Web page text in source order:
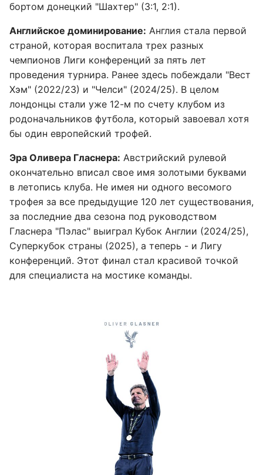
бортом донецкий "Шахтер" (3:1, 2:1).
Английское доминирование: Англия стала первой
страной, которая воспитала трех разных
чемпионов Лиги конференций за пять лет
проведения турнира. Ранее здесь побеждали "Вест
Хэм" (2022/23) и "Челси" (2024/25). В целом
лондонцы стали уже 12-м по счету клубом из
родоначальников футбола, который завоевал хотя
бы один европейский трофей.
Эра Оливера Гласнера: Австрийский рулевой
окончательно вписал свое имя золотыми буквами
в летопись клуба. Не имея ни одного весомого
трофея за все предыдущие 120 лет существования,
за последние два сезона под руководством
Гласнера "Пэлас" выиграл Кубок Англии (2024/25),
Суперкубок страны (2025), а теперь - и Лигу
конференций. Этот финал стал красивой точкой
для специалиста на мостике команды.